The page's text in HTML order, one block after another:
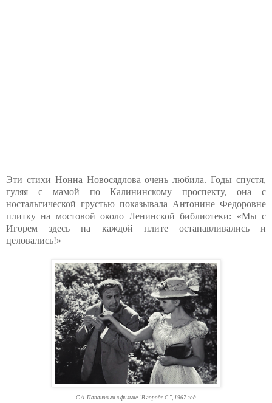
Эти стихи Нонна Новосядлова очень любила. Годы спустя,
гуляя с мамой по Калининскому проспекту, она с
ностальгической грустью показывала Антонине Федоровне
плитку на мостовой около Ленинской библиотеки: «Мы с
Игорем здесь на каждой плите останавливались и
целовались!»
С А. Папановым в фильме "В городе С.", 1967 год